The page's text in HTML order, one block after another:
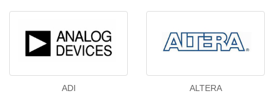
ADI ALTERA